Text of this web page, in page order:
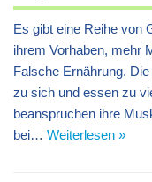
Es gibt eine Reihe von
ihrem Vorhaben, mehr
Falsche Ernährung.
zu sich und essen zu
beanspruchen ihre
bei… Weiterlesen »